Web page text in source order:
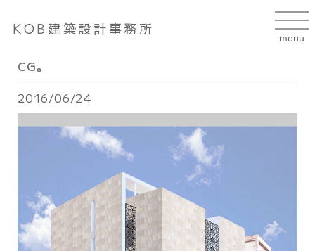
KOB建築設計事務所
CG。
2016/06/24